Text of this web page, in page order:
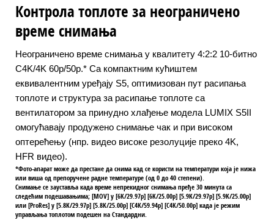
Контрола топлоте за неограничено
време снимања
Неограничено време снимања у квалитету 4:2:2 10-битно
C4K/4K 60p/50p.* Са компактним кућиштем
еквивалентним уређају S5, оптимизован пут расипања
топлоте и структура за расипање топлоте са
вентилатором за принудно хлађење модела LUMIX S5II
омогућавају продужено снимање чак и при високом
оптерећењу (нпр. видео високе резолуције преко 4K,
HFR видео).
*Фото-апарат може да престане да снима кад се користи на температури која је нижа
или виша од препоручене радне температуре (од 0 до 40 степени).
Снимање се зауставља када време непрекидног снимања пређе 30 минута са
следећим подешавањима; [MOV] у [6K/29.97p] [6K/25.00p] [5.9K/29.97p] [5.9K/25.00p]
или [ProRes] у [5.8K/29.97p] [5.8K/25.00p] [C4K/59.94p] [C4K/50.00p] када је режим
управљања топлотом подешен на Стандардни.